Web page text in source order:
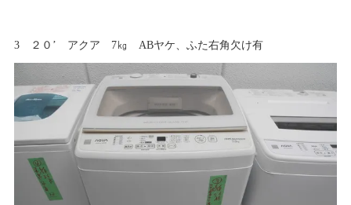
3 ２０’ アクア 7㎏ ABヤケ、ふた右角欠け有